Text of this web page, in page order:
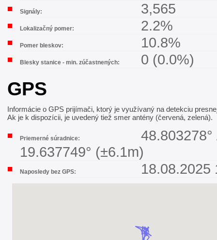
Signály: 3,565
Lokalizačný pomer: 2.2%
Pomer bleskov: 10.8%
Blesky stanice - min. zúčastnených: 0 (0.0%)
GPS
Informácie o GPS prijímači, ktorý je využívaný na detekciu
Ak je k dispozícii, je uvedený tiež smer antény (červená, zelená).
Priemerné súradnice:
48.803278°
19.637749° (±6.1m)
Naposledy bez GPS: 18.08.2025